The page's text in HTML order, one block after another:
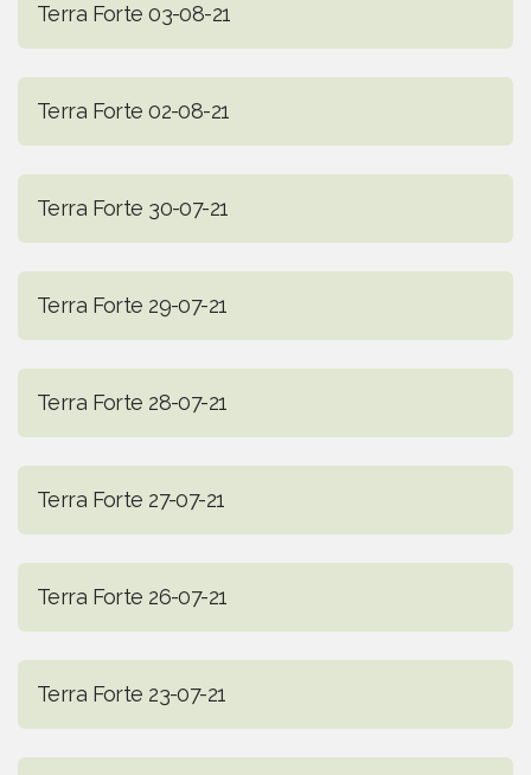
Terra Forte 03-08-21
Terra Forte 02-08-21
Terra Forte 30-07-21
Terra Forte 29-07-21
Terra Forte 28-07-21
Terra Forte 27-07-21
Terra Forte 26-07-21
Terra Forte 23-07-21